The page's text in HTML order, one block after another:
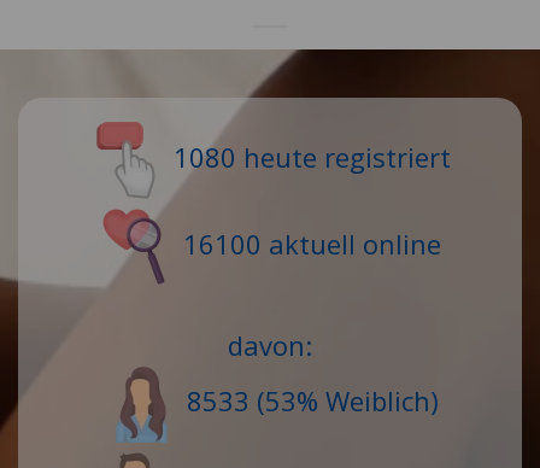
1080 heute registriert
16100 aktuell online
davon:
8533 (53% Weiblich)